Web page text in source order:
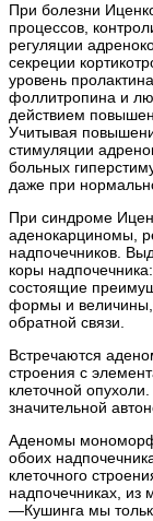
При болезни
процессов,
регуляции
секреции
уровень
фоллитропина и
действием
Учитывая
стимуляции
больных
даже при
При синдроме
аденокарциномы,
надпочечников.
коры
состоящие
формы и
обратной связи.
Встречаются
строения с
клеточной
значительной
Аденомы
обоих
клеточного
надпочечниках, из
—Кушинга мы